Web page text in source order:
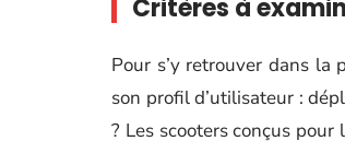
Critères à
Pour s’y retrouver dans
son profil d’utilisateur :
? Les scooters conçus